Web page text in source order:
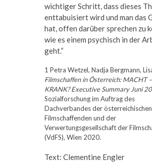
wichtiger Schritt, dass dieses
enttabuisiert wird und man das
hat, offen darüber sprechen zu
wie es einem psychisch in der
geht.“
1 Petra Wetzel, Nadja Bergmann,
Filmschaffen in Österreich: MACHT
KRANK? Executive Summary Juni
Sozialforschung im Auftrag des
Dachverbandes der österreichischen
Filmschaffenden und der
Verwertungsgesellschaft der
(VdFS), Wien 2020.
Text: Clementine Engler